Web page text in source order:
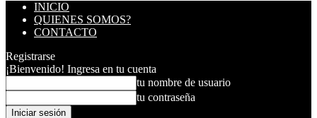
INICIO
QUIENES SOMOS?
CONTACTO
Registrarse
¡Bienvenido! Ingresa en tu cuenta
tu nombre de usuario
tu contraseña